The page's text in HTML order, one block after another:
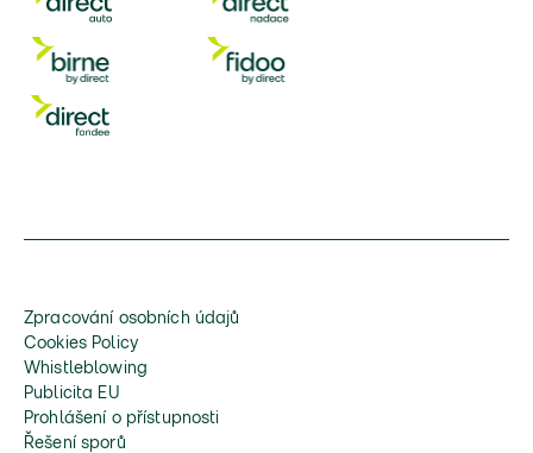
Zpracování osobních údajů
Cookies Policy
Whistleblowing
Publicita EU
Prohlášení o přístupnosti
Řešení sporů